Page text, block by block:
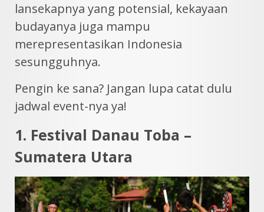
lansekapnya yang potensial, kekayaan
budayanya juga mampu
merepresentasikan Indonesia
sesungguhnya.
Pengin ke sana? Jangan lupa catat dulu
jadwal event-nya ya!
1. Festival Danau Toba –
Sumatera Utara